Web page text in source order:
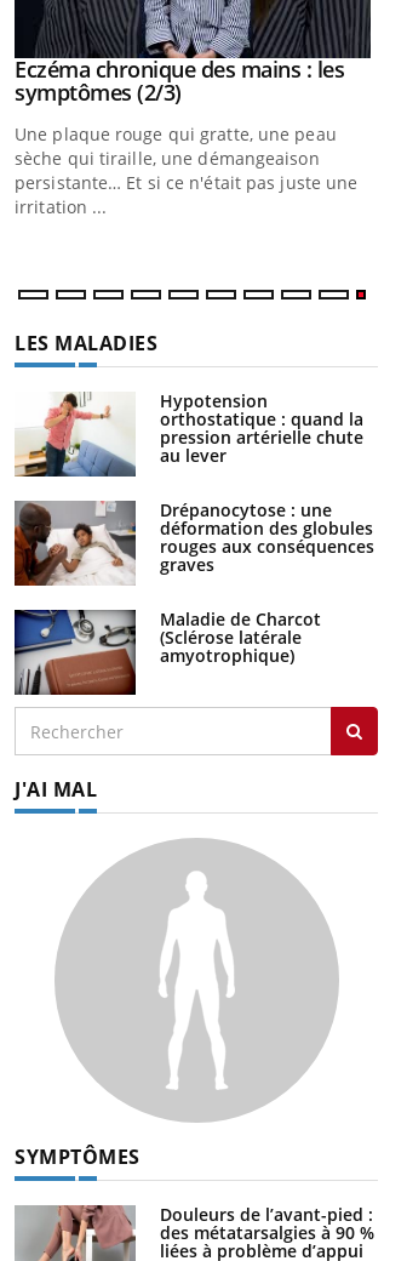
Youtube
Eczéma chronique des mains : les
symptômes (2/3)Youtube
Une plaque rouge qui gratte, une peau
sèche qui tiraille, une démangeaison
persistante… Et si ce n'était pas juste une
irritation ...
LES MALADIES
Hypotension
orthostatique : quand la
pression artérielle chute
au lever
Drépanocytose : une
déformation des globules
rouges aux conséquences
graves
Maladie de Charcot
(Sclérose latérale
amyotrophique)
J'AI MAL
SYMPTÔMES
Douleurs de l’avant-pied :
des métatarsalgies à 90 %
liées à problème d’appui